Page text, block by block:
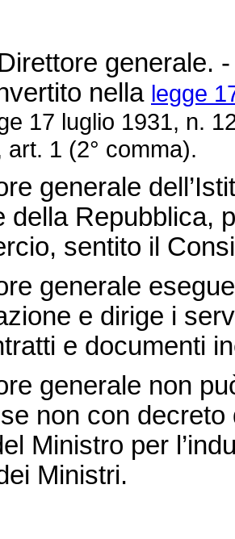
generale.
nella legge
17 luglio 1931, n.
art. 1 (2° comma).
generale
della Repubblica,
sentito il
generale
e dirige i
e documenti
generale non
se non con
Ministro per
Ministri.